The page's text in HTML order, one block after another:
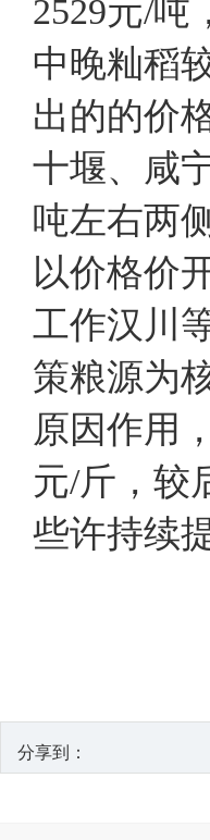
2529元/吨
中晚籼稻
出的的价
十堰、咸
吨左右两
以价格价
工作汉川
策粮源为
原因作用
元/斤，较
些许持续
分享到：